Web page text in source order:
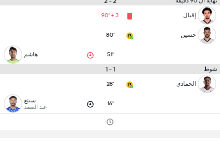
إقبال 90' + 3
حسين 80'
51' هاشم
شوط 1 - 1
الحمادي 28'
16' سينغ
عبد الصمد